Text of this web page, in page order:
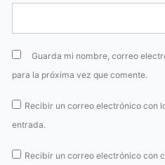
Guarda mi nombre, correo
para la próxima vez que comente.
Recibir un correo electrónico con
entrada.
Recibir un correo electrónico con